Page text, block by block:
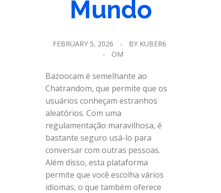
Mundo
FEBRUARY 5, 2026 BY KUBER6
OM
Bazoocam é semelhante ao
Chatrandom, que permite que os
usuários conheçam estranhos
aleatórios. Com uma
regulamentação maravilhosa, é
bastante seguro usá-lo para
conversar com outras pessoas.
Além disso, esta plataforma
permite que você escolha vários
idiomas, o que também oferece